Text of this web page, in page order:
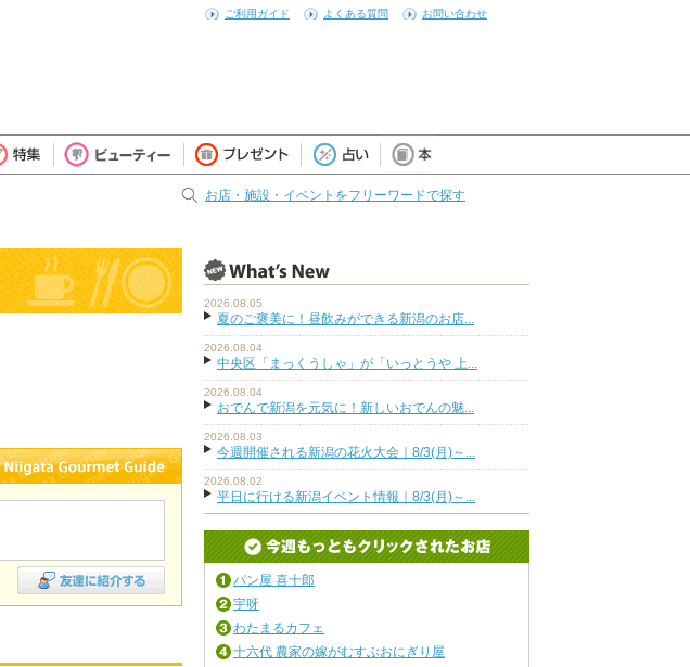
ご利用ガイド よくある質問 お問い合わせ
お店・施設・イベントをフリーワードで探す
2026.08.05
夏のご褒美に！昼飲みができる新潟のお店...
2026.08.04
中央区「まっくうしゃ」が「いっとうや 上...
2026.08.04
おでんで新潟を元気に！新しいおでんの魅...
2026.08.03
今週開催される新潟の花火大会｜8/3(月)～...
2026.08.02
平日に行ける新潟イベント情報｜8/3(月)～...
パン屋 喜十郎
宇呀
わたまるカフェ
十六代 農家の嫁がむすぶおにぎり屋